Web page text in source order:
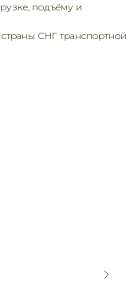
подъёму и
СНГ транспортной